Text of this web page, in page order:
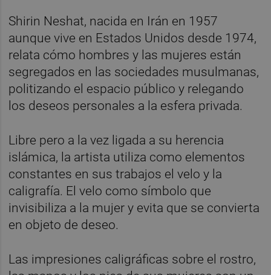
Shirin Neshat, nacida en Irán en 1957
aunque vive en Estados Unidos desde 1974,
relata cómo hombres y las mujeres están
segregados en las sociedades musulmanas,
politizando el espacio público y relegando
los deseos personales a la esfera privada.
Libre pero a la vez ligada a su herencia
islámica, la artista utiliza como elementos
constantes en sus trabajos el velo y la
caligrafía. El velo como símbolo que
invisibiliza a la mujer y evita que se convierta
en objeto de deseo.
Las impresiones caligráficas sobre el rostro,